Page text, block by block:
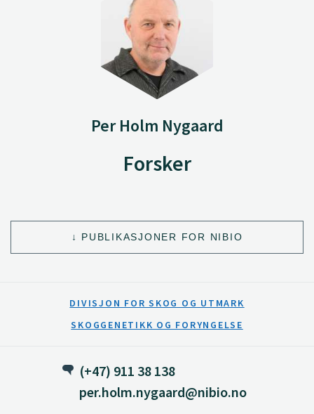
Per Holm Nygaard
Forsker
PUBLIKASJONER FOR NIBIO
DIVISJON FOR SKOG OG UTMARK
SKOGGENETIKK OG FORYNGELSE
(+47) 911 38 138
per.holm.nygaard@nibio.no